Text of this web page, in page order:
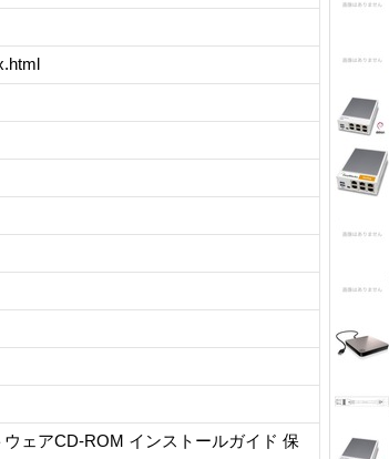
ェアCD-ROM インストールガイド 保